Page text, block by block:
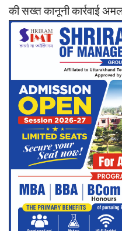
की सख्त कानूनी कार्रवाई